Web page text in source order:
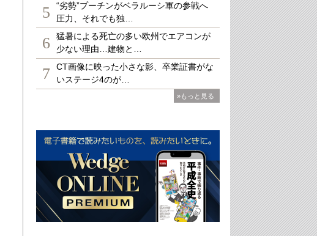
5
“劣勢”プーチンがベラルーシ軍の参戦へ
圧力、それでも独…
6
猛暑による死亡の多い欧州でエアコンが
少ない理由…建物と…
7
CT画像に映った小さな影、卒業証書がな
いステージ4のが…
»もっと見る